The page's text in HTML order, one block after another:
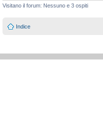
Visitano il forum: Nessuno e 3 ospiti
Indice